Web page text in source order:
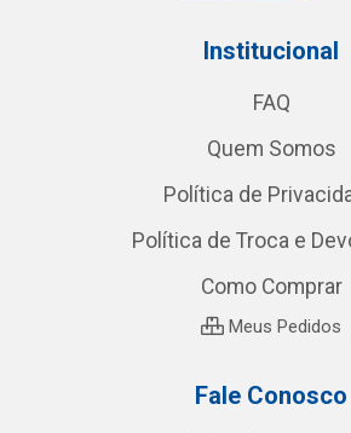
Institucional
FAQ
Quem Somos
Política de
Política de Troca e
Como Comprar
Meus Pedidos
Fale Conosco